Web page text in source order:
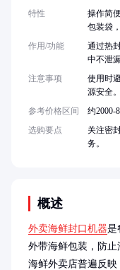
概述
外卖海鲜封口机器是
外带海鲜包装，防止
海鲜外卖店普遍反
特性
操作简
包装袋
作用/功能
通过热
中不泄漏
注意事项
使用时
源安全。
参考价格区间
约2000-
选购要点
关注密
务。